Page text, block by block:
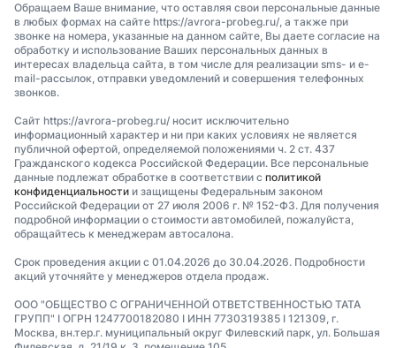
Обращаем Ваше внимание, что оставляя свои персональные данные
в любых формах на сайте https://avrora-probeg.ru/, а также при
звонке на номера, указанные на данном сайте, Вы даете согласие на
обработку и использование Ваших персональных данных в
интересах владельца сайта, в том числе для реализации sms- и e-
mail-рассылок, отправки уведомлений и совершения телефонных
звонков.
Сайт https://avrora-probeg.ru/ носит исключительно
информационный характер и ни при каких условиях не является
публичной офертой, определяемой положениями ч. 2 ст. 437
Гражданского кодекса Российской Федерации. Все персональные
данные подлежат обработке в соответствии с политикой
конфиденциальности и защищены Федеральным законом
Российской Федерации от 27 июля 2006 г. № 152-ФЗ. Для получения
подробной информации о стоимости автомобилей, пожалуйста,
обращайтесь к менеджерам автосалона.
Срок проведения акции с 01.04.2026 до 30.04.2026. Подробности
акций уточняйте у менеджеров отдела продаж.
ООО "ОБЩЕСТВО С ОГРАНИЧЕННОЙ ОТВЕТСТВЕННОСТЬЮ ТАТА
ГРУПП" I ОГРН 1247700182080 I ИНН 7730319385 I 121309, г.
Москва, вн.тер.г. муниципальный округ Филевский парк, ул. Большая